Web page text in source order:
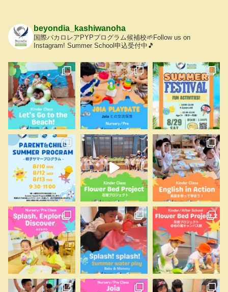
beyondia_kashiwanoha
国際バカロレアPYPプログラム候補校🌱Follow us on
Instagram! Summer School申込受付中🎵